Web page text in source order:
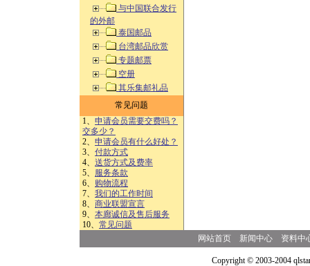
与中国联合发行
的外邮
泰国邮品
台湾邮品欣赏
专题邮票
空册
其乐集邮礼品
常见问题
1、 申请会员需要交费吗？
交多少？
2、 申请会员有什么好处？
3、 付款方式
4、 送货方式及费率
5、 服务条款
6、 购物流程
7、 我们的工作时间
8、 商业联盟宣言
9、 本廊诚信及售后服务
10、 常见问题
网站首页 新闻中心 资料中
Copyright © 2003-2004